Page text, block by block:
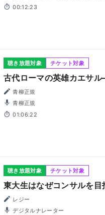
00:12:23
聴き放題対象 チケット対象
古代ローマの英雄カエサ
青柳正規
青柳正規
01:06:22
聴き放題対象 チケット対象
東大生はなぜコンサルを目
レジー
デジタルナレーター